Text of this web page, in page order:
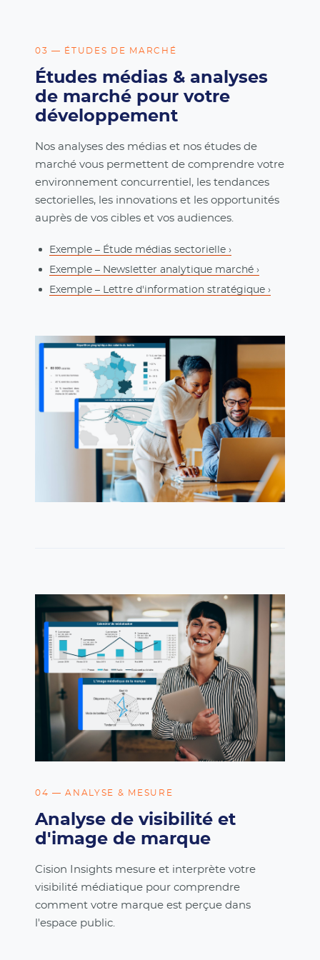
03 — ÉTUDES DE MARCHÉ
Études médias & analyses
de marché pour votre
développement
Nos analyses des médias et nos études de
marché vous permettent de comprendre votre
environnement concurrentiel, les tendances
sectorielles, les innovations et les opportunités
auprès de vos cibles et vos audiences.
Exemple – Étude médias sectorielle ›
Exemple – Newsletter analytique marché ›
Exemple – Lettre d'information stratégique ›
04 — ANALYSE & MESURE
Analyse de visibilité et
d'image de marque
Cision Insights mesure et interprète votre
visibilité médiatique pour comprendre
comment votre marque est perçue dans
l'espace public.